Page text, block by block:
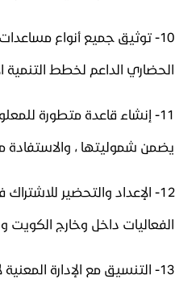
10- توثيق جميع أنواع
الحضاري الداعم لخطط التنمية
11- إنشاء قاعدة متطورة
يضمن شموليتها ، والاستفادة
12- الإعداد والتحضير
الفعاليات داخل وخارج الكويت
13- التنسيق مع الإدارة